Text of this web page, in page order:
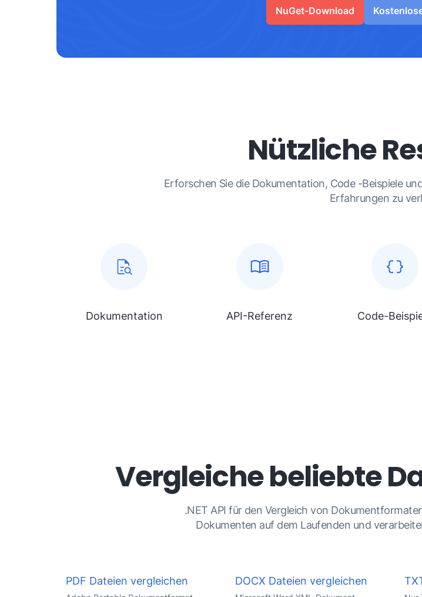
NuGet-Download
Nützliche
Erforschen Sie die Dokumentation, Code -Beispiele
Erfahrungen zu
Dokumentation API-Referenz Code-
Vergleiche beliebte
.NET API für den Vergleich von
Dokumenten auf dem Laufenden und
PDF Dateien vergleichen DOCX Dateien vergleichen